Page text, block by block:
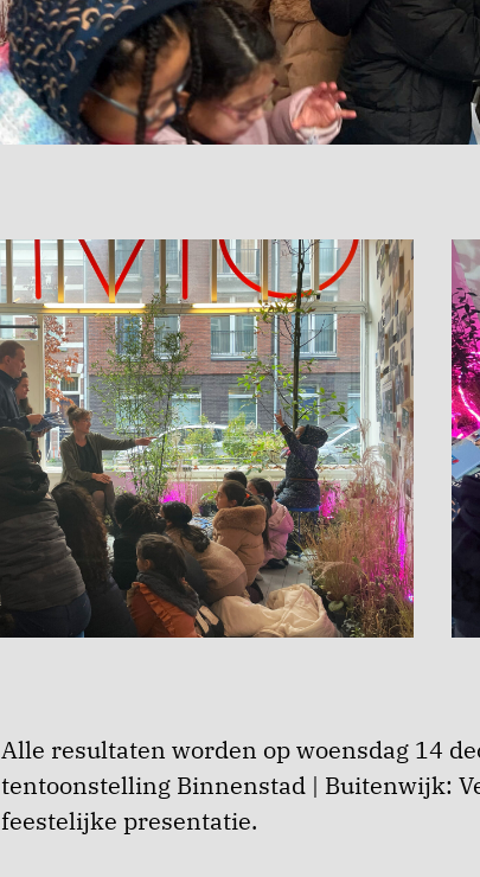
Alle resultaten worden op woensdag 14
tentoonstelling Binnenstad | Buitenwijk:
feestelijke presentatie.